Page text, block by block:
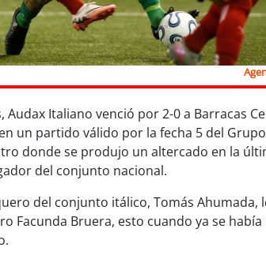
Audax Italiano venció por 2-0 a Barracas
un partido válido por la fecha 5 del
donde se produjo un altercado en la
del conjunto nacional.
del conjunto itálico, Tomás Ahumada,
Facunda Bruera, esto cuando ya se había